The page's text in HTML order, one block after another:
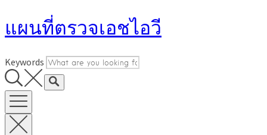
to
แผนที่ตรวจเอชไอวี
Keywords